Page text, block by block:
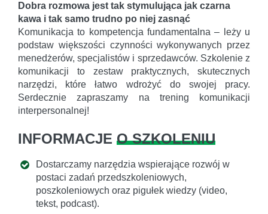
Dobra rozmowa jest tak stymulująca jak czarna
kawa i tak samo trudno po niej zasnąć
Komunikacja to kompetencja fundamentalna – leży u
podstaw większości czynności wykonywanych przez
menedżerów, specjalistów i sprzedawców. Szkolenie z
komunikacji to zestaw praktycznych, skutecznych
narzędzi, które łatwo wdrożyć do swojej pracy.
Serdecznie zapraszamy na trening komunikacji
interpersonalnej!
INFORMACJE O SZKOLENIU
Dostarczamy narzędzia wspierające rozwój w
postaci zadań przedszkoleniowych,
poszkoleniowych oraz pigułek wiedzy (video,
tekst, podcast).